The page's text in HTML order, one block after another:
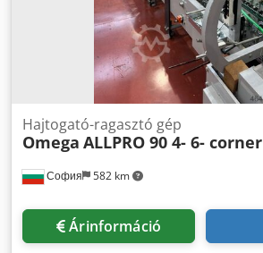
София 582 km
Hajtogató-ragasztó gép
Omega ALLPRO 90 4- 6- corner
Árinformáció